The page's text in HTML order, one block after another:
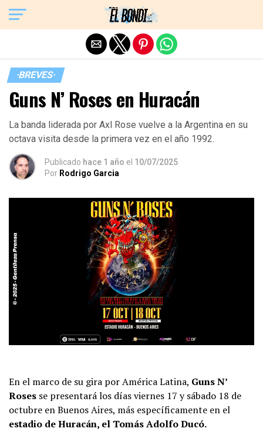
·BREVES·
Guns N’ Roses en Huracán
La banda liderada por Axl Rose vuelve a la Argentina en su
octava visita desde la primera vez en el año 1992.
Publicado hace 1 año el 10/07/2025
Por Rodrigo Garcia
En el marco de su gira por América Latina, Guns N’
Roses se presentará los días viernes 17 y sábado 18 de
octubre en Buenos Aires, más específicamente en el
estadio de Huracán, el Tomás Adolfo Ducó.
Exit mobile version